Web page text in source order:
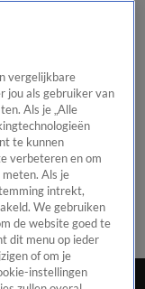
van Hart
Tip de
redactiePanelVideo's
met
vergelijkbare
jou als gebruiker van
Als je „Alle
te kunnen
verbeteren en om
Als je
intrekt,
We gebruiken
de website goed te
dit menu op ieder
of om je
instellingen